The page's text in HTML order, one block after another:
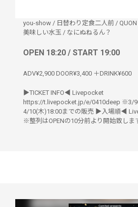
you-show / 日替わり定食二人前 / QUON
美味しい水玉 / なにぬねるん？
OPEN 18:20 / START 19:00
ADV¥2,900 DOOR¥3,400 ＋DRINK¥600
▶︎TICKET INFO◀︎ Livepocket
https://t.livepocket.jp/e/0410deep ※3/
4/10(木)18:00までの販売 ▶︎入場順◀︎
※整列はOPENの10分前より開始致しま